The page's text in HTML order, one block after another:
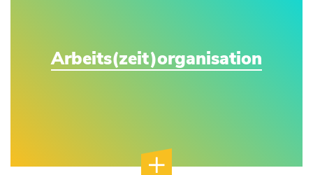
Arbeits(zeit)organisation